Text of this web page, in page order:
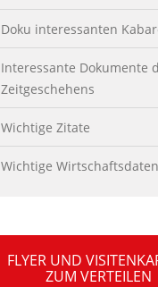
Doku interessanten
Interessante Dokumente
Zeitgeschehens
Wichtige Zitate
Wichtige Wirtschaftsdaten
FLYER UND
ZUM VERTEILEN